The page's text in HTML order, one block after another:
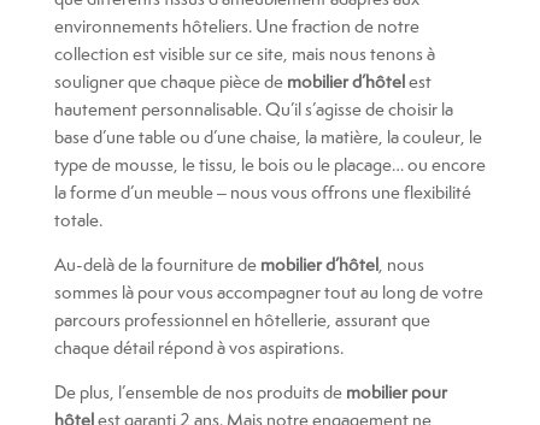
environnements hôteliers. Une fraction de notre
collection est visible sur ce site, mais nous tenons à
souligner que chaque pièce de mobilier d’hôtelest
hautement personnalisable. Qu’il s’agisse de choisir la
base d’une table ou d’une chaise, la matière, la couleur, le
type de mousse, le tissu, le bois ou le placage… ou encore
la forme d’un meuble – nous vous offrons une flexibilité
totale.
Au-delà de la fourniture de mobilier d’hôtel, nous
sommes là pour vous accompagner tout au long de votre
parcours professionnel en hôtellerie, assurant que
chaque détail répond à vos aspirations.
De plus, l’ensemble de nos produits de mobilier pour